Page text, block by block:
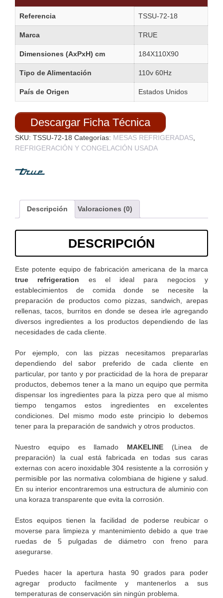
Referencia TSSU-72-18
Marca TRUE
Dimensiones (AxPxH) cm 184X110X90
Tipo de Alimentación 110v 60Hz
País de Origen Estados Unidos
Descargar Ficha Técnica
SKU: TSSU-72-18 Categorías: MESAS REFRIGERADAS
REFRIGERACIÓN Y CONGELACIÓN USADA
Descripción Valoraciones (0)
DESCRIPCIÓN
Este potente equipo de fabricación americana de la marca
true refrigeration es el ideal para negocios y
establecimientos de comida donde se necesite la
preparación de productos como pizzas, sandwich, arepas
rellenas, tacos, burritos en donde se desea irle agregando
diversos ingredientes a los productos dependiendo de las
necesidades de cada cliente.
Por ejemplo, con las pizzas necesitamos prepararlas
dependiendo del sabor preferido de cada cliente en
particular, por tanto y por practicidad de la hora de preparar
productos, debemos tener a la mano un equipo que permita
dispensar los ingredientes para la pizza pero que al mismo
tiempo tengamos estos ingredientes en excelentes
condiciones. Del mismo modo este principio lo debemos
tener para la preparación de sandwich y otros productos.
Nuestro equipo es llamado MAKELINE (Linea de
preparación) la cual está fabricada en todas sus caras
externas con acero inoxidable 304 resistente a la corrosión y
permisible por las normativa colombiana de higiene y salud.
En su interior encontraremos una estructura de aluminio con
una koraza transparente que evita la corrosión.
Estos equipos tienen la facilidad de poderse reubicar o
moverse para limpieza y mantenimiento debido a que trae
ruedas de 5 pulgadas de diámetro con freno para
asegurarse.
Puedes hacer la apertura hasta 90 grados para poder
agregar producto facilmente y mantenerlos a sus
temperaturas de conservación sin ningún problema.